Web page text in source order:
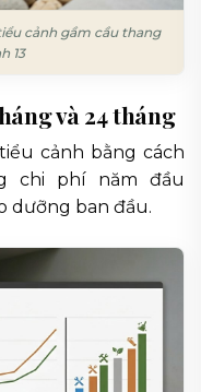
cảnh gầm cầu thang
13
và 24 tháng
cảnh bằng cách
chi phí năm đầu
dưỡng ban đầu.